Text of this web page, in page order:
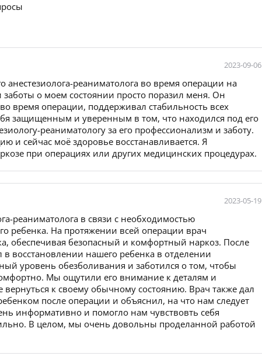
2023-09-06
анестезиолога-реаниматолога во время операции на
о моем состоянии просто поразил меня. Он
время операции, поддерживал стабильность всех
защищенным и уверенным в том, что находился под его
реаниматологу за его профессионализм и заботу.
и сейчас моё здоровье восстанавливается. Я
при операциях или других медицинских процедурах.
2023-05-19
реаниматолога в связи с необходимостью
ребенка. На протяжении всей операции врач
обеспечивая безопасный и комфортный наркоз. После
восстановлении нашего ребенка в отделении
уровень обезболивания и заботился о том, чтобы
Мы ощутили его внимание к деталям и
к своему обычному состоянию. Врач также дал
после операции и объяснил, на что нам следует
информативно и помогло нам чувствовть себя
В целом, мы очень довольны проделанной работой